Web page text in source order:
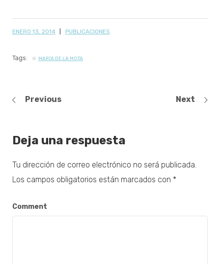
ENERO 13, 2014 PUBLICACIONES
Tags: MARÍA DE LA MOTA
Previous Next
Deja una respuesta
Tu dirección de correo electrónico no será publicada.
Los campos obligatorios están marcados con *
Comment